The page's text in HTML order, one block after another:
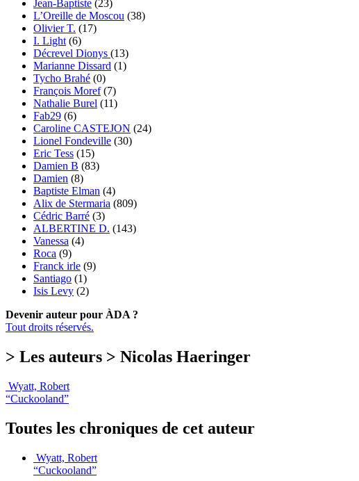
Jean-Baptiste (23)
L’Oreille de Moscou (38)
Olivier T. (17)
I. Light (6)
Décrevel Dionys (13)
Marianne Dissard (1)
Tycho Brahé (0)
François Moref(7)
Nathalie Burel (11)
Fab29 (6)
Caroline CASTEJON (24)
Lionel Fondeville (30)
Eric Tess (15)
Damien B (83)
Damien (8)
Baptiste Elman (4)
Alix de Stermaria (809)
Cédric Barré (3)
ALBERTINE D. (143)
Vanessa (4)
Roca (9)
Franck irle (9)
Santiago (1)
Isis Levy (2)
Devenir auteur pour ÀDA ?
Tout droits réservés.
> Les auteurs > Nicolas Haeringer
Wyatt, Robert
“Cuckooland”
Toutes les chroniques de cet auteur
Wyatt, Robert
“Cuckooland”